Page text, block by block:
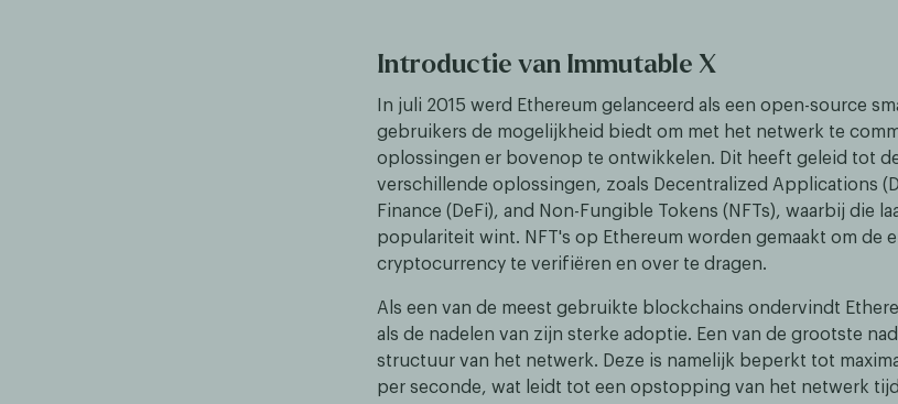
Introductie van Immutable X
In juli 2015 werd Ethereum gelanceerd als een open-source
gebruikers de mogelijkheid biedt om met het netwerk te
oplossingen er bovenop te ontwikkelen. Dit heeft geleid tot
verschillende oplossingen, zoals Decentralized Applications
Finance (DeFi), and Non-Fungible Tokens (NFTs), waarbij die
populariteit wint. NFT's op Ethereum worden gemaakt om de
cryptocurrency te verifiëren en over te dragen.
Als een van de meest gebruikte blockchains ondervindt
als de nadelen van zijn sterke adoptie. Een van de grootste
structuur van het netwerk. Deze is namelijk beperkt tot
per seconde, wat leidt tot een opstopping van het netwerk